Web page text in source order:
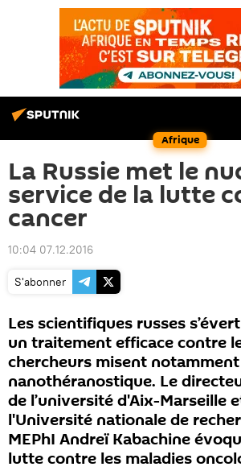
Afrique
La Russie met le
service de la lutte
cancer
10:04 07.12.2016
S'abonner
Les scientifiques russes
un traitement efficace contre
chercheurs misent
nanothéranostique. Le
de l’université d'Aix-Marseille
l'Université nationale de
MEPhI Andreï Kabachine
lutte contre les maladies